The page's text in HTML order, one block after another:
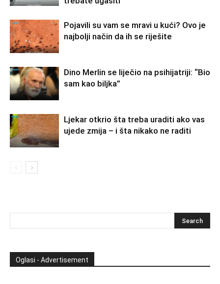
Pojavili su vam se mravi u kući? Ovo je
najbolji način da ih se riješite
Dino Merlin se liječio na psihijatriji: “Bio
sam kao biljka”
Ljekar otkrio šta treba uraditi ako vas
ujede zmija – i šta nikako ne raditi
Oglasi - Advertisement